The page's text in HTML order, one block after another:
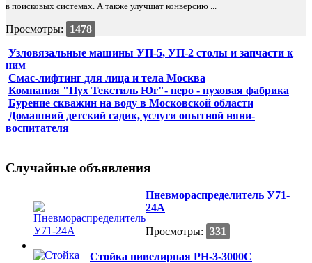
в поисковых системах. А также улучшат конверсию ...
Просмотры:
1478
Узловязальные машины УП-5, УП-2 столы и запчасти к
ним
Смас-лифтинг для лица и тела Москва
Компания "Пух Текстиль Юг"- перо - пуховая фабрика
Бурение скважин на воду в Московской области
Домашний детский садик, услуги опытной няни-
воспитателя
Случайные объявления
Пневмораспределитель У71-
24А
Просмотры: 331
Стойка нивелирная РН-3-3000С